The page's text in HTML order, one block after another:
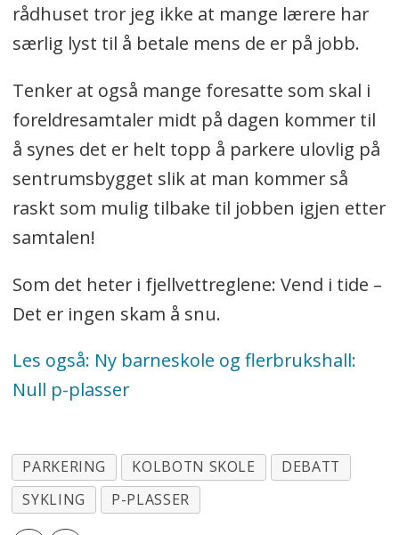
rådhuset tror jeg ikke at mange lærere har
særlig lyst til å betale mens de er på jobb.
Tenker at også mange foresatte som skal i
foreldresamtaler midt på dagen kommer til
å synes det er helt topp å parkere ulovlig på
sentrumsbygget slik at man kommer så
raskt som mulig tilbake til jobben igjen etter
samtalen!
Som det heter i fjellvettreglene: Vend i tide –
Det er ingen skam å snu.
Les også: Ny barneskole og flerbrukshall:
Null p-plasser
PARKERING KOLBOTN SKOLE
DEBATT
SYKLING
P-PLASSER